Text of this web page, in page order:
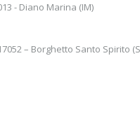
- Diano Marina (IM)
– Borghetto Santo Spirito